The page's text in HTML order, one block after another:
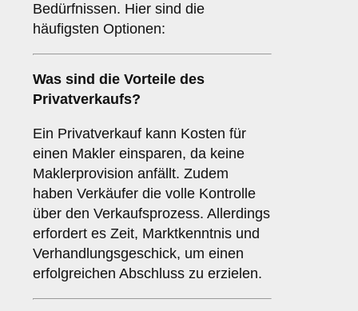
Bedürfnissen. Hier sind die
häufigsten Optionen:
Was sind die Vorteile des
Privatverkaufs?
Ein Privatverkauf kann Kosten für
einen Makler einsparen, da keine
Maklerprovision anfällt. Zudem
haben Verkäufer die volle Kontrolle
über den Verkaufsprozess. Allerdings
erfordert es Zeit, Marktkenntnis und
Verhandlungsgeschick, um einen
erfolgreichen Abschluss zu erzielen.